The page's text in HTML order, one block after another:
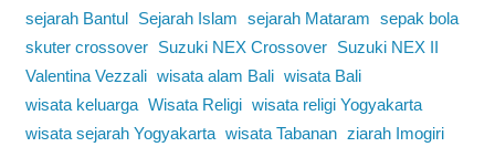
sejarah Bantul
Sejarah Islam sejarah Mataram sepak bola
skuter crossover
Suzuki NEX Crossover
Suzuki NEX II
Valentina Vezzali wisata alam Bali wisata Bali
wisata keluarga Wisata Religi wisata religi Yogyakarta
wisata sejarah Yogyakarta wisata Tabanan ziarah Imogiri